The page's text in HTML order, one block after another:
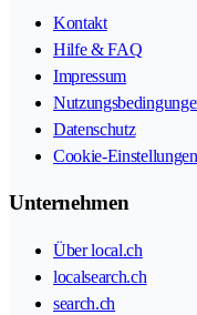
Kontakt
Hilfe & FAQ
Impressum
Datenschutz
Cookie-Einstellungen
Unternehmen
Über local.ch
localsearch.ch
search.ch